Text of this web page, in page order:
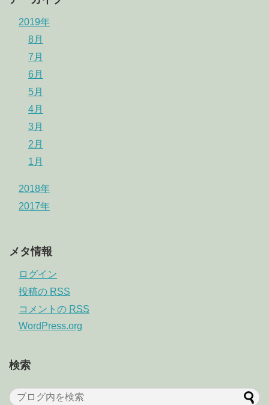
2019年
8月
7月
6月
5月
4月
3月
2月
1月
2018年
2017年
メタ情報
ログイン
投稿の RSS
コメントの RSS
WordPress.org
検索